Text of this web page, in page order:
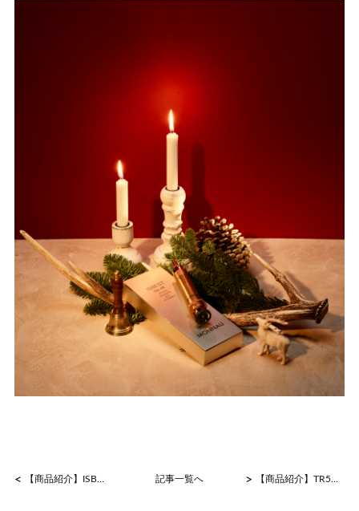
< 【商品紹介】ISBEST No.2 活性クリーム 記事一覧へ > 【商品紹介】TR50ウォッシュパウダー